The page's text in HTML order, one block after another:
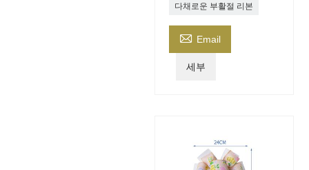
다채로운 부활절 리본
 Email
세부